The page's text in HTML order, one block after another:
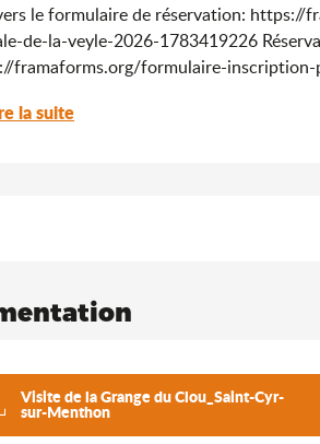
le formulaire de réservation:
de-la-veyle-2026-1783419226
framaforms.org/formulaire-
la suite
Visite de la Grange du Clou_Saint-Cyr-
sur-Menthon